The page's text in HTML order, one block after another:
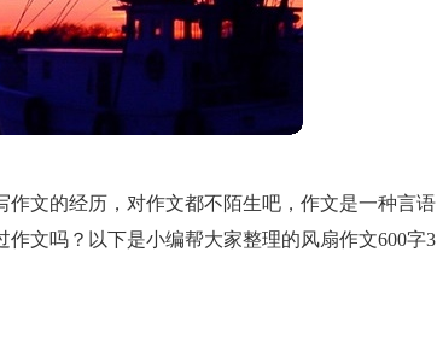
文的经历，对作文都不陌生吧，作文是一种言语
文吗？以下是小编帮大家整理的风扇作文600字3